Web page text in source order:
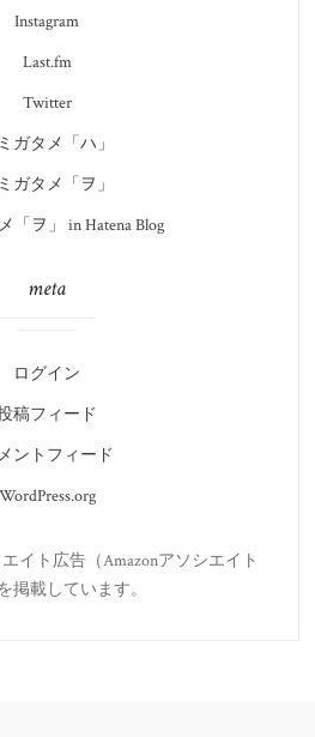
Instagram
Last.fm
Twitter
ガタメ「ハ」
ガタメ「ヲ」
「ヲ」 in Hatena Blog
meta
ログイン
稿フィード
ントフィード
WordPress.org
イト広告（Amazonアソシエイト
掲載しています。